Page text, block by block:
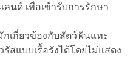
ลนด์ เพื่อเข้ารับการรักษา
เกี่ยวข้องกับสัตว์ฟันแทะ
สแบบเรื้อรังได้โดยไม่แสดง